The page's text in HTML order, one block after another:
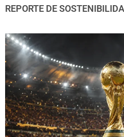
REPORTE DE